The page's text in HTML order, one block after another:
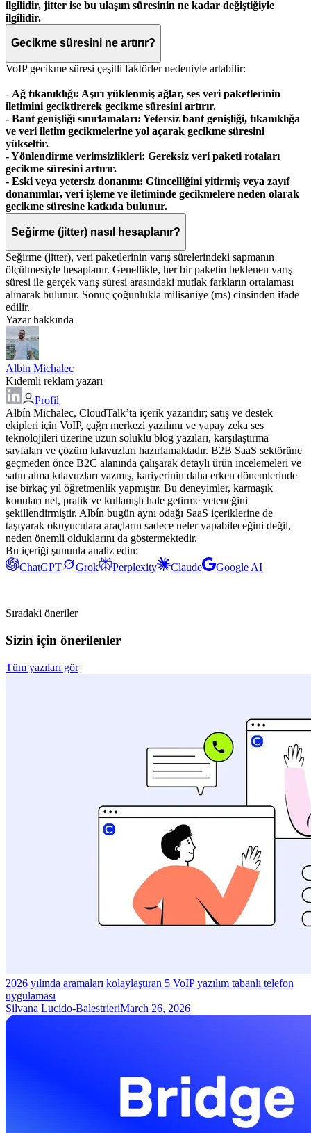
ilgilidir, jitter ise bu ulaşım süresinin ne kadar değiştiğiyle
ilgilidir.
Gecikme süresini ne artırır?
VoIP gecikme süresi çeşitli faktörler nedeniyle artabilir:
- Ağ tıkanıklığı: Aşırı yüklenmiş ağlar, ses veri paketlerinin
iletimini geciktirerek gecikme süresini artırır.
- Bant genişliği sınırlamaları: Yetersiz bant genişliği, tıkanıklığa
ve veri iletim gecikmelerine yol açarak gecikme süresini
yükseltir.
-Yönlendirme verimsizlikleri: Gereksiz veri paketi rotaları
gecikme süresini artırır.
- Eski veya yetersiz donanım: Güncelliğini yitirmiş veya zayıf
donanımlar, veri işleme ve iletiminde gecikmelere neden olarak
gecikme süresine katkıda bulunur.
Seğirme (jitter) nasıl hesaplanır?
Seğirme (jitter), veri paketlerinin varış sürelerindeki sapmanın
ölçülmesiyle hesaplanır. Genellikle, her bir paketin beklenen varış
süresi ile gerçek varış süresi arasındaki mutlak farkların ortalaması
alınarak bulunur. Sonuç çoğunlukla milisaniye (ms) cinsinden ifade
edilir.
Yazar hakkında
Albin Michalec
Kıdemli reklam yazarı
Profil
Albín Michalec, CloudTalk’ta içerik yazarıdır; satış ve destek
ekipleri için VoIP, çağrı merkezi yazılımı ve yapay zeka ses
teknolojileri üzerine uzun soluklu blog yazıları, karşılaştırma
sayfaları ve çözüm kılavuzları hazırlamaktadır. B2B SaaS sektörüne
geçmeden önce B2C alanında çalışarak detaylı ürün incelemeleri ve
satın alma kılavuzları yazmış, kariyerinin daha erken dönemlerinde
ise birkaç yıl öğretmenlik yapmıştır. Bu deneyimler, karmaşık
konuları net, pratik ve kullanışlı hale getirme yeteneğini
şekillendirmiştir. Albín bugün aynı odağı SaaS içeriklerine de
taşıyarak okuyuculara araçların sadece neler yapabileceğini değil,
neden önemli olduklarını da göstermektedir.
Bu içeriği şununla analiz edin:
ChatGPT
Grok Perplexity Claude Google AI
Sıradaki öneriler
Sizin için önerilenler
Tüm yazıları gör
2026 yılında aramaları kolaylaştıran 5 VoIP yazılım tabanlı telefon
uygulaması
Silvana Lucido-BalestrieriMarch 26, 2026